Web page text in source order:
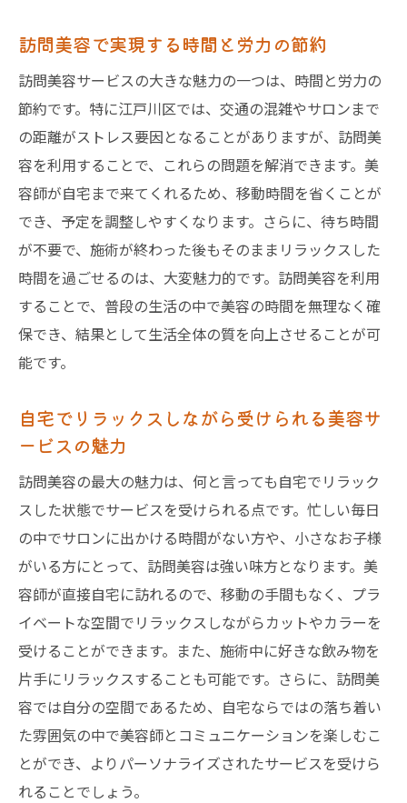
ービス
江戸川区の顧客ニーズに応える訪問美容メ
ニュー
訪問美容の技術力に裏打ちされた品質
訪問美容が提供する最新トレンドのスタイ
ル
オーダーメイドの訪問美容サービスを試す
自宅で受ける贅沢な訪問美容体験を江戸川区で
実現する方法
贅沢な訪問美容を受けるための準備
訪問美容で叶える至福のひととき
江戸川区での訪問美容を最大限に活用する
コツ
訪問美容の活用で得られる心身のリフレッ
シュ
訪問美容がもたらす生活の質の向上
訪問美容が江戸川区の忙しい生活にマッチする
理由とは
訪問美容がもたらす時間管理の効率化
江戸川区での訪問美容が家庭に与えるメリ
ット
忙しい日々に訪問美容を取り入れる利点
訪問美容が提供する柔軟な予約システム
訪問美容で実現する時間と労力の節約
訪問美容サービスの大きな魅力の一つは、時間と労力の
節約です。特に江戸川区では、交通の混雑やサロンまで
の距離がストレス要因となることがありますが、訪問美
容を利用することで、これらの問題を解消できます。美
容師が自宅まで来てくれるため、移動時間を省くことが
でき、予定を調整しやすくなります。さらに、待ち時間
が不要で、施術が終わった後もそのままリラックスした
時間を過ごせるのは、大変魅力的です。訪問美容を利用
することで、普段の生活の中で美容の時間を無理なく確
保でき、結果として生活全体の質を向上させることが可
能です。
自宅でリラックスしながら受けられる美容サ
ービスの魅力
訪問美容の最大の魅力は、何と言っても自宅でリラック
スした状態でサービスを受けられる点です。忙しい毎日
の中でサロンに出かける時間がない方や、小さなお子様
がいる方にとって、訪問美容は強い味方となります。美
容師が直接自宅に訪れるので、移動の手間もなく、プラ
イベートな空間でリラックスしながらカットやカラーを
受けることができます。また、施術中に好きな飲み物を
片手にリラックスすることも可能です。さらに、訪問美
容では自分の空間であるため、自宅ならではの落ち着い
た雰囲気の中で美容師とコミュニケーションを楽しむこ
とができ、よりパーソナライズされたサービスを受けら
れることでしょう。